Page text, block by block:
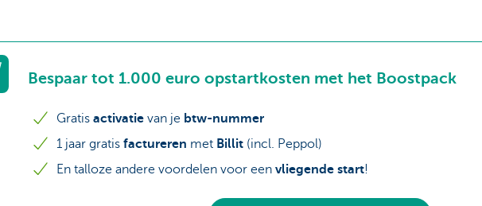
Bespaar tot 1.000 euro opstartkosten met het Boostpack
Gratis activatie van je btw-nummer
1 jaar gratis factureren met Billit (incl. Peppol)
En talloze andere voordelen voor een vliegende start!